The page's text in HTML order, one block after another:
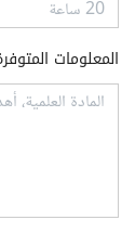
المعلومات